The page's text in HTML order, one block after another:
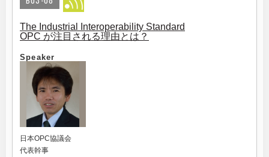
The Industrial Interoperability Standard
OPC が注目される理由とは？
Speaker
日本OPC協議会
代表幹事